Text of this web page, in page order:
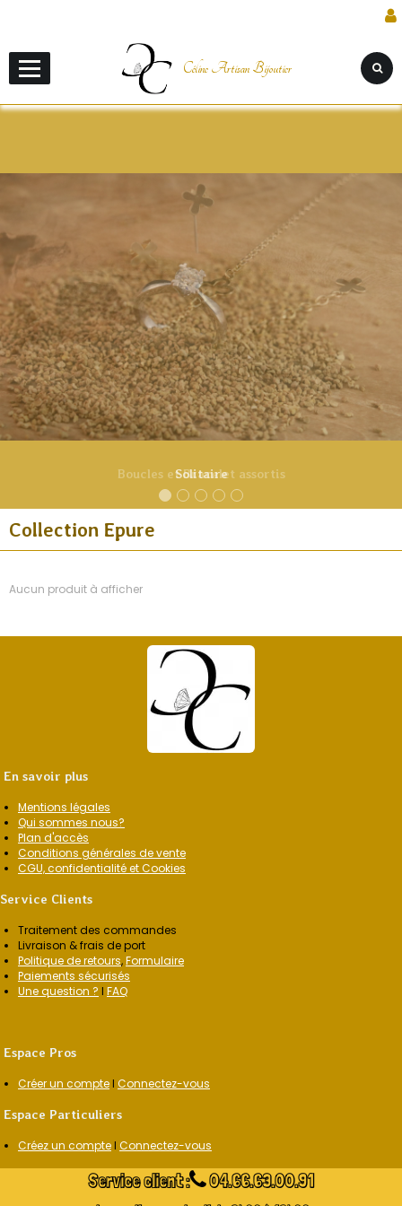
Céline Artisan Bijoutier
Solitaire
Boucles et Bracelet assortis
Collection Epure
Aucun produit à afficher
En savoir plus
Mentions légales
Qui sommes nous?
Plan d'accès
Conditions générales de vente
CGU, confidentialité et Cookies
Service Clients
Traitement des commandes
Livraison & frais de port
Politique de retours,Formulaire
Paiements sécurisés
Une question ? I FAQ
Espace Pros
Créer un compteI Connectez-vous
Espace Particuliers
Créez un comptel Connectez-vous
Service client : 04.66.63.00.91